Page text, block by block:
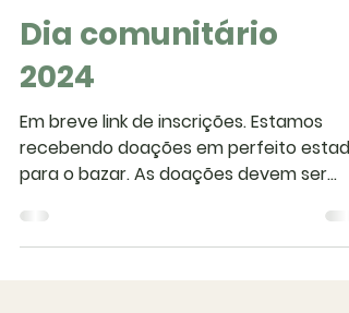
Dia comunitário
2024
Em breve link de inscrições. Estamos
recebendo doações em perfeito estado
para o bazar. As doações devem ser